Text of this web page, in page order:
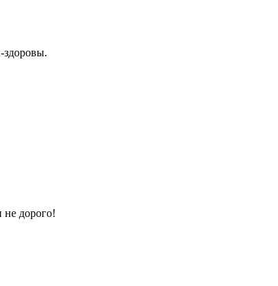
здоровы.
дорого!